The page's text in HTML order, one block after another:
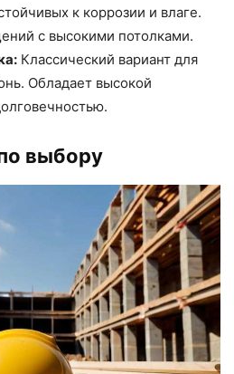
к коррозии и влаге.
с высокими потолками.
Классический вариант для
Обладает высокой
выбору